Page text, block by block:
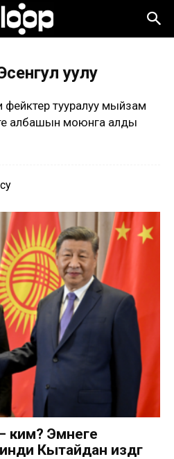
уулу
фейктер тууралуу мыйзам
албашын моюнга алды
ким? Эмнеге
Кытайдан издөөгө